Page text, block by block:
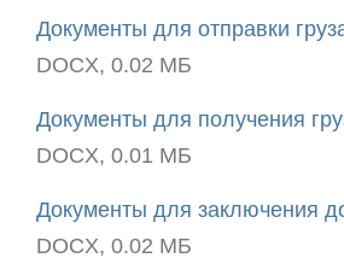
Контакты
8
800
700
7000
Звонки
Документы для отправки
DOCX, 0.02 МБ
Документы для получения
DOCX, 0.01 МБ
Документы для заключения
DOCX, 0.02 МБ